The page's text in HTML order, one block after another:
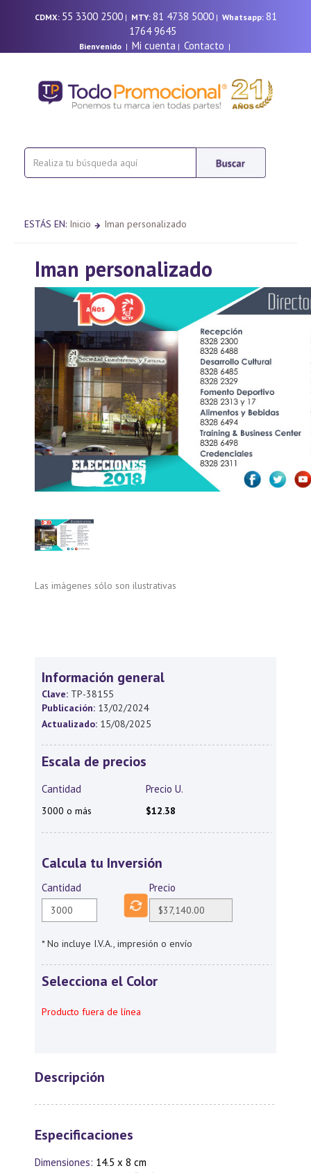
CDMX: 55 3300 2500| MTY: 81 4738 5000| Whatsapp: 81
1764 9645
Bienvenido| Mi cuenta | Contacto |
ESTÁS EN: Inicio Iman personalizado
Iman personalizado
Las imágenes sólo son ilustrativas
Información general
Clave: TP-38155
Publicación: 13/02/2024
Actualizado: 15/08/2025
Escala de precios
Cantidad Precio U.
3000 o más $12.38
Calcula tu Inversión
Cantidad Precio
* No incluye I.V.A., impresión o envío
Selecciona el Color
Producto fuera de línea
Descripción
Especificaciones
Dimensiones: 14.5 x 8 cm